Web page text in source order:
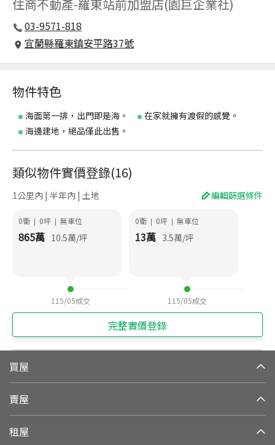
住商不動產-羅東站前加盟店(園巨企業社)
03-9571-818
宜蘭縣羅東鎮安平路37號
物件特色
海面第一排，出門即是海。
在家就擁有渡假的感覺。
海邊建地，絕品僅此出售。
類似物件實價登錄(16)
1公里內 | 半年內 | 土地 編輯篩選條件
0衛 | 0坪 | 無車位
865萬 10.5萬/坪
115/05成交
0衛 | 0坪 | 無車位
13萬 3.5萬/坪
115/05成交
完整實價登錄
買屋
賣屋
租屋